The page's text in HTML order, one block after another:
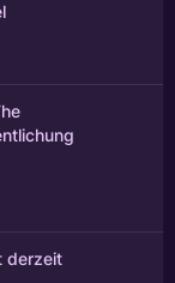
derzeit